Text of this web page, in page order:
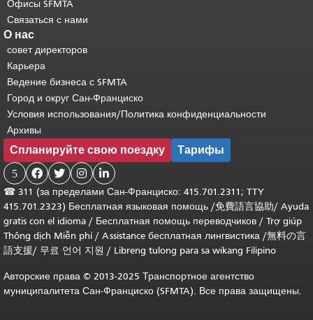
Офисы SFMTA
Связаться с нами
О нас
совет директоров
Карьера
Ведение бизнеса с SFMTA
Город и округ Сан-Франциско
Условия использования/Политика конфиденциальности
Архивы
Спланируйте свою поездку Тарифы
5    
☎ 311 (за пределами Сан-Франциско: 415.701.2311; TTY
415.701.2323) Бесплатная языковая помощь /免費語言協助/ Ayuda
gratis con el idioma / Бесплатная помощь переводчиков / Trợ giúp
Thông dịch Miễn phí/ Assistance бесплатная лингвистика /無料の言
語支援/ 무료 언어 지원 / Libreng tulong para sa wikang Filipino
Авторские права © 2013-2025 Транспортное агентство
муниципалитета Сан-Франциско (SFMTA). Все права защищены.